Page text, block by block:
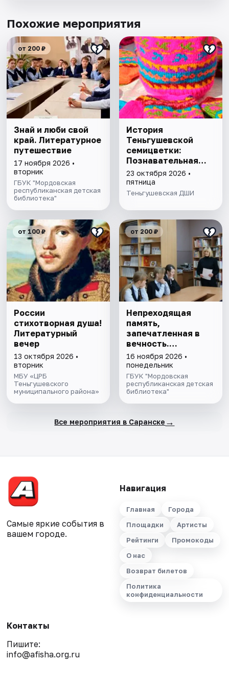
Похожие мероприятия
от 200 ₽
Знай и люби свой
край. Литературное
путешествие
17 ноября 2026 •
вторник
ГБУК "Мордовская
республиканская детская
библиотека"
История
Теньгушевской
семицветки:
Познавательная
беседа
23 октября 2026 •
пятница
Теньгушевская ДШИ
от 100 ₽
России
стихотворная душа!
Литературный
вечер
13 октября 2026 •
вторник
МБУ «ЦРБ
Теньгушевского
муниципального района»
от 200 ₽
Непреходящая
память,
запечатленная в
вечность.
Историко-
культурный
экскурс
16 ноября 2026 •
понедельник
ГБУК "Мордовская
республиканская детская
библиотека"
Все мероприятия в Саранске →
Самые яркие события в
вашем городе.
Навигация
Главная
Города
Площадки
Артисты
Рейтинги
Промокоды
О нас
Возврат билетов
Политика
конфиденциальности
Контакты
Пишите:
info@afisha.org.ru